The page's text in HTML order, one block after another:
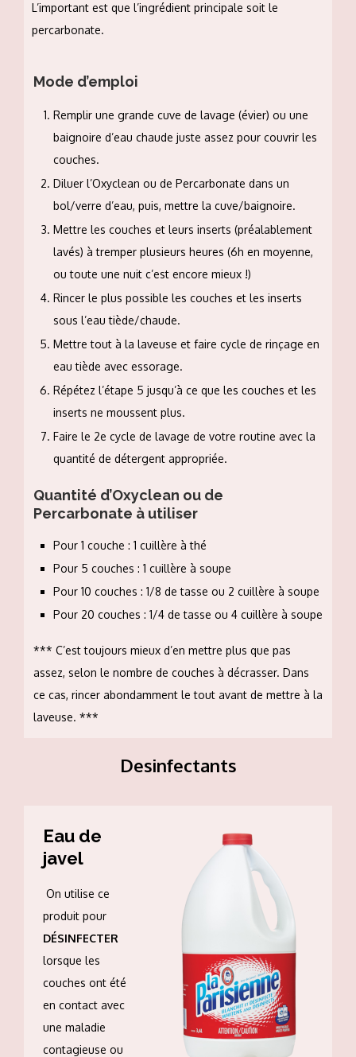
L’important est que l’ingrédient principale soit le
percarbonate.
Mode d’emploi
Remplir une grande cuve de lavage (évier) ou une
baignoire d’eau chaude juste assez pour couvrir les
couches.
Diluer l’Oxyclean ou de Percarbonate dans un
bol/verre d’eau, puis, mettre la cuve/baignoire.
Mettre les couches et leurs inserts (préalablement
lavés) à tremper plusieurs heures (6h en moyenne,
ou toute une nuit c’est encore mieux !)
Rincer le plus possible les couches et les inserts
sous l’eau tiède/chaude.
Mettre tout à la laveuse et faire cycle de rinçage en
eau tiède avec essorage.
Répétez l’étape 5 jusqu’à ce que les couches et les
inserts ne moussent plus.
Faire le 2e cycle de lavage de votre routine avec la
quantité de détergent appropriée.
Quantité d’Oxyclean ou de
Percarbonate à utiliser
Pour 1 couche : 1 cuillère à thé
Pour 5 couches : 1 cuillère à soupe
Pour 10 couches : 1/8 de tasse ou 2 cuillère à soupe
Pour 20 couches : 1/4 de tasse ou 4 cuillère à soupe
*** C’est toujours mieux d’en mettre plus que pas
assez, selon le nombre de couches à décrasser. Dans
ce cas, rincer abondamment le tout avant de mettre à la
laveuse. ***
Desinfectants
Eau de
javel
On utilise ce
produit pour
DÉSINFECTER
lorsque les
couches ont été
en contact avec
une maladie
contagieuse ou